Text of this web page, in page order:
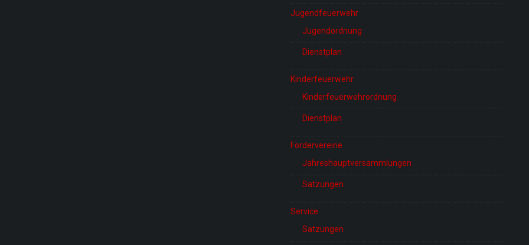
Jugendfeuerwehr
Jugendordnung
Dienstplan
Kinderfeuerwehr
Kinderfeuerwehrordnung
Dienstplan
Fördervereine
Jahreshauptversammlungen
Satzungen
Service
Satzungen